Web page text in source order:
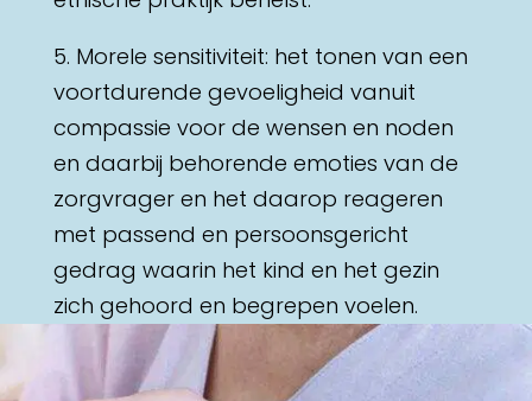
5. Morele sensitiviteit: het tonen van een
voortdurende gevoeligheid vanuit
compassie voor de wensen en noden
en daarbij behorende emoties van de
zorgvrager en het daarop reageren
met passend en persoonsgericht
gedrag waarin het kind en het gezin
zich gehoord en begrepen voelen.